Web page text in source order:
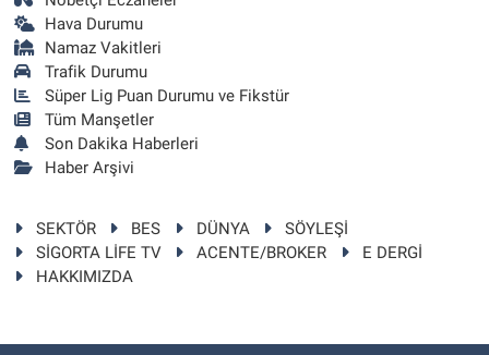
Hava Durumu
Namaz Vakitleri
Trafik Durumu
Süper Lig Puan Durumu ve Fikstür
Tüm Manşetler
Son Dakika Haberleri
Haber Arşivi
SEKTÖR BES DÜNYA
SÖYLEŞİ
SİGORTA LİFE TV
ACENTE/BROKER
E DERGİ
HAKKIMIZDA